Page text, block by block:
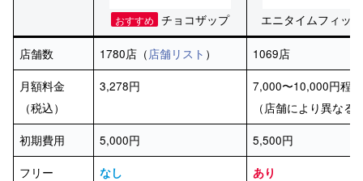
おすすめ チョコザップ エニタイムフィッ
店舗数 1780店（ 店舗リスト ）
1069店
月額料金
（税込）
3,278円
7,000〜10,000円程
（店舗により異なる
初期費用
5,000円
5,500円
フリー
なし あり